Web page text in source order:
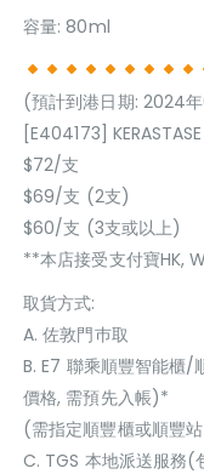
容量: 80ml
(預計到港日期: 2024
[E404173]
$72/支
$69/支 (2支)
$60/支 (3支或以上)
**本店接受支付寶HK,
取貨方式:
A. 佐敦門巿取
B. E7 聯乘順豐智能櫃/
價格, 需預先入帳)*
(需指定順豐櫃或順豐
C. TGS 本地派送服務